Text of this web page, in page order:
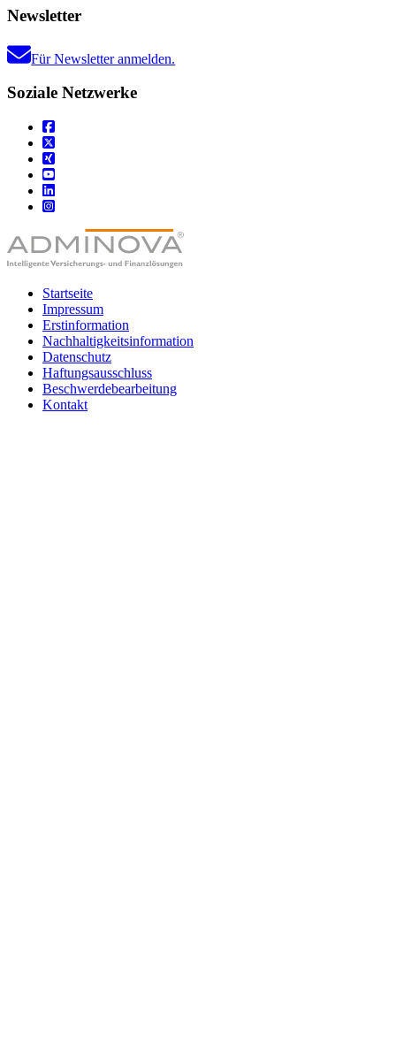
Newsletter
Für Newsletter anmelden.
Soziale Netzwerke
Startseite
Impressum
Erstinformation
Nachhaltigkeitsinformation
Datenschutz
Haftungsausschluss
Beschwerdebearbeitung
Kontakt